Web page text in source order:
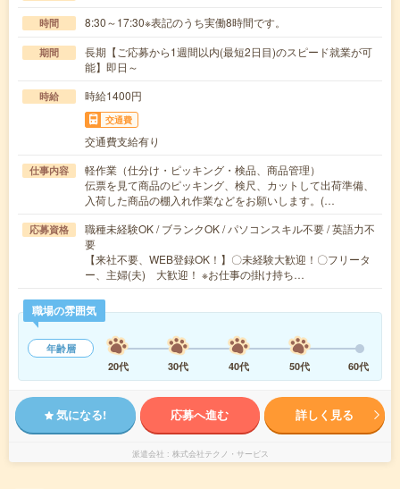
時間 8:30～17:30※表記のうち実働8時間です。
期間
長期【ご応募から1週間以内(最短2日目)のスピード就業が可
能】即日～
時給 時給1400円
交通費
交通費支給有り
仕事内容
軽作業（仕分け・ピッキング・検品、商品管理）
伝票を見て商品のピッキング、検尺、カットして出荷準備、
入荷した商品の棚入れ作業などをお願いします。(…
応募資格
職種未経験OK / ブランクOK / パソコンスキル不要 / 英語力不
要
【来社不要、WEB登録OK！】〇未経験大歓迎！〇フリータ
ー、主婦(夫) 大歓迎！ ※お仕事の掛け持ち…
職場の雰囲気
年齢層
20代
30代 40代 50代 60代
気になる! 応募へ進む 詳しく見る
派遣会社 株式会社テクノ・サービス